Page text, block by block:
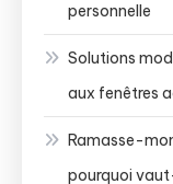
personnelle
Solutions
aux fenêtres
Ramasse-
pourquoi